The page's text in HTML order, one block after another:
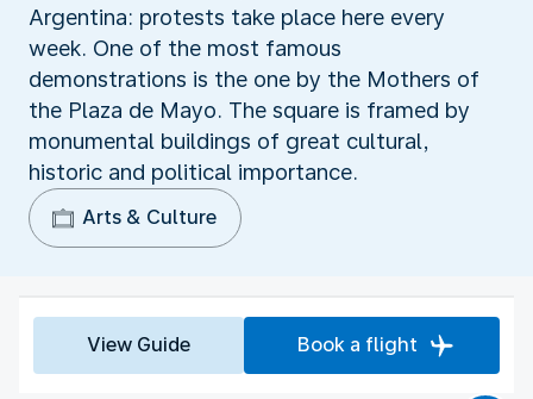
Argentina: protests take place here every
week. One of the most famous
demonstrations is the one by the Mothers of
the Plaza de Mayo. The square is framed by
monumental buildings of great cultural,
historic and political importance.
Arts & Culture
View Guide Book a flight